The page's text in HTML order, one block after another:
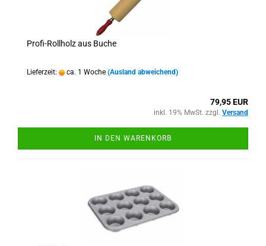
Profi-Rollholz aus Buche
Lieferzeit: ca. 1 Woche (Ausland abweichend)
79,95 EUR
inkl. 19% MwSt. zzgl. Versand
IN DEN WARENKORB